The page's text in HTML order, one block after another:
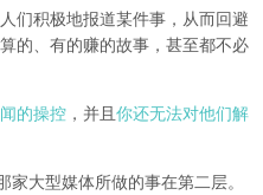
们积极地报道某件事，从而回避
的、有的赚的故事，甚至都不必
的操控 ，并且 你还无法对他们解
大型媒体所做的事在第二层。